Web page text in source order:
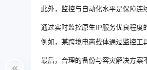
此外，监控与自动化水平是保障连
通过实时监控原生IP服务优良程度
例如，某跨境电商载体通过监控工
最后，合理的备份与容灾解决方案